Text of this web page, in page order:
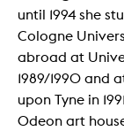
until 1994 she
Cologne
abroad at
1989/1990 and
upon Tyne in
Odeon art